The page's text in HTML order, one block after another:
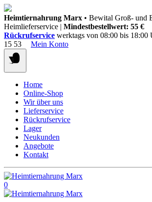
Springen
Sie
zum
Inhalt
Heimtiernahrung Marx • Bewital Groß- und
Heimlieferservice | Mindestbestellwert: 55 €
Rückrufservice werktags von 08:00 bis 18:00
15 53
Mein Konto
Home
Online-Shop
Wir über uns
Lieferservice
Rückrufservice
Lager
Neukunden
Angebote
Kontakt
0